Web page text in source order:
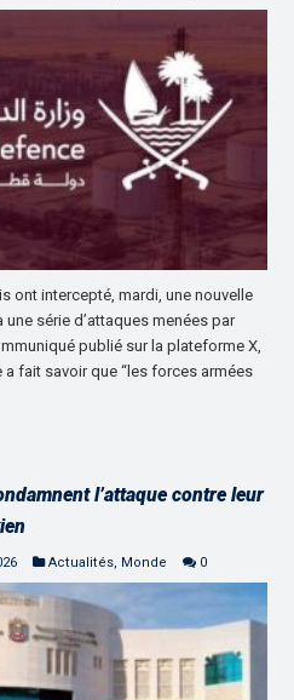
ont intercepté, mardi, une nouvelle
série d’attaques menées par
publié sur la plateforme X,
a fait savoir que “les forces armées
l’attaque contre leur
Actualités, Monde 0